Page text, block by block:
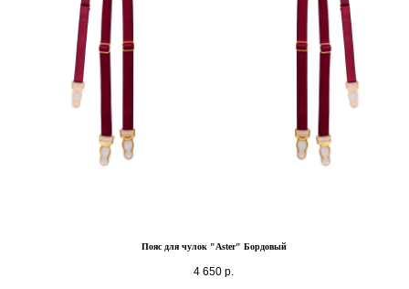
Пояс для чулок "Aster" Бордовый
4 650 р.